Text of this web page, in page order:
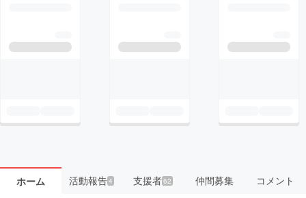
ホーム 活動報告4 支援者62 仲間募集 コメント